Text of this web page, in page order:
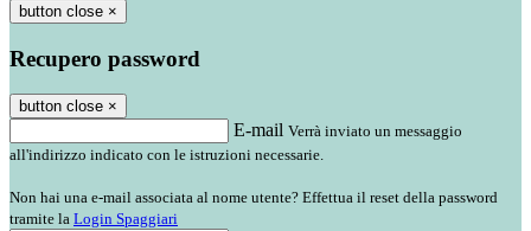
button close ×
Recupero password
button close ×
E-mail Verrà inviato un messaggio
all'indirizzo indicato con le istruzioni necessarie.
Non hai una e-mail associata al nome utente? Effettua il reset della password
tramite la Login Spaggiari